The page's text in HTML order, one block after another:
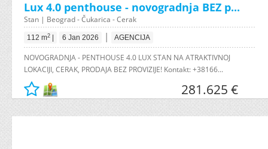
Lux 4.0 penthouse - novogradnja BEZ p...
Stan | Beograd - Čukarica - Cerak
112 m2 6 Jan 2026 | AGENCIJA
NOVOGRADNJA - PENTHOUSE 4.0 LUX STAN NA ATRAKTIVNOJ
LOKACIJI, CERAK, PRODAJA BEZ PROVIZIJE! Kontakt: +38166...
281.625 €